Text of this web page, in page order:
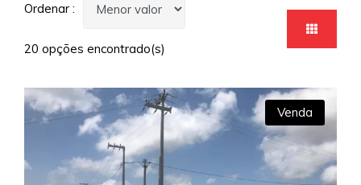
Ordenar :
20 opções encontrado(s)
Venda